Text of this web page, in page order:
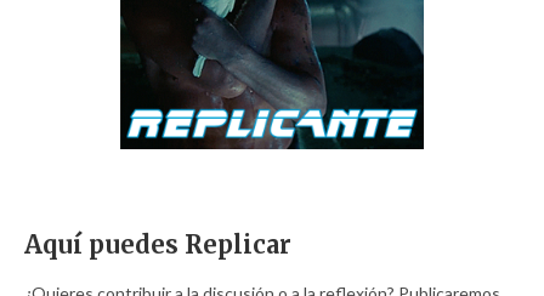
Aquí puedes Replicar